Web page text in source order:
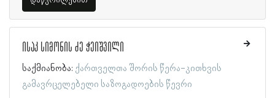
ისაკ სიმონის ძე ჭეიშვილი
საქმიანობა: ქართველთა შორის წერა-კითხვის
გამავრცელებელი საზოგადოების წევრი